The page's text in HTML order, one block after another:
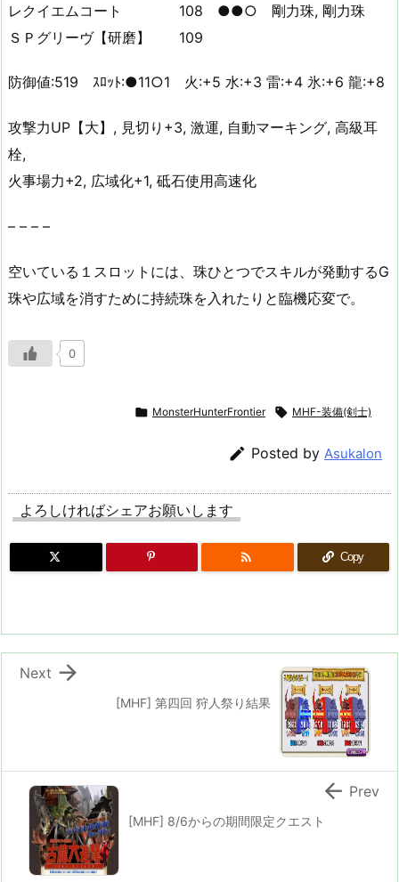
レクイエムコート 108 ●●○ 剛力珠, 剛力珠
ＳＰグリーヴ【研磨】 109
防御値:519 ｽﾛｯﾄ:●11○1 火:+5 水:+3 雷:+4 氷:+6 龍:+8
攻撃力UP【大】, 見切り+3, 激運, 自動マーキング, 高級耳
栓,
火事場力+2, 広域化+1, 砥石使用高速化
– – – –
空いている１スロットには、珠ひとつでスキルが発動するG
珠や広域を消すために持続珠を入れたりと臨機応変で。
0
 MonsterHunterFrontier  MHF-装備(剣士)
 Posted by Asukalon
よろしければシェアお願いします
 Copy
[MHF] 第四回 狩人祭り結果

Next
[MHF] 8/6からの期間限定クエスト
 Prev